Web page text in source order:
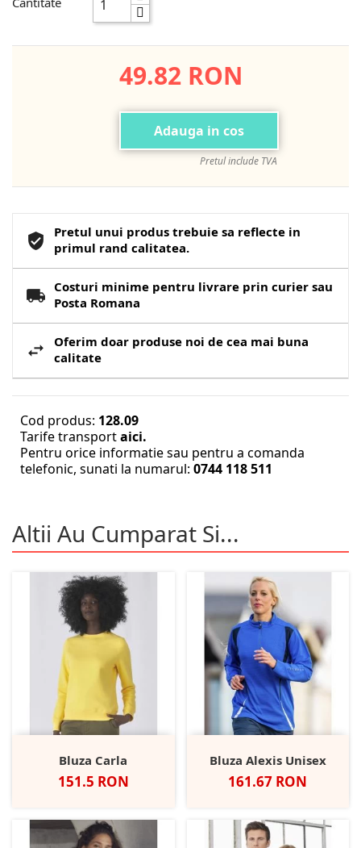
49.82 RON
Adauga in cos
Pretul include TVA
Pretul unui produs trebuie sa reflecte in
primul rand calitatea.
Costuri minime pentru livrare prin curier sau
Posta Romana
Oferim doar produse noi de cea mai buna
calitate
Cod produs: 128.09
Tarife transportaici.
Pentru orice informatie sau pentru a comanda
telefonic, sunati la numarul: 0744 118 511
Altii Au Cumparat Si...
Bluza Carla
Pret
151.5 RON
Bluza Alexis Unisex
Pret
161.67 RON